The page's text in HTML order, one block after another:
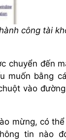
công tài
chuyển đến
muốn bằng
vào
mừng, có
tin nào